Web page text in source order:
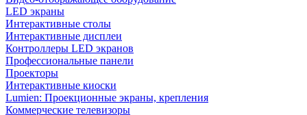
LED экраны
Интерактивные столы
Интерактивные дисплеи
Контроллеры LED экранов
Профессиональные панели
Проекторы
Интерактивные киоски
Lumien: Проекционные экраны, крепления
Коммерческие телевизоры